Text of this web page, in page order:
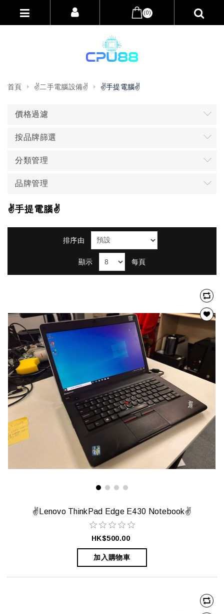
(0)
首頁 ✌️二手電腦設備✌️ ✌️手提電腦✌️
價格過濾
按品牌篩選
分類管理
品牌管理
✌️手提電腦✌️
排序由
顯示 每頁
✌️Lenovo ThinkPad Edge E430 Notebook✌️
HK$500.00
加入購物車